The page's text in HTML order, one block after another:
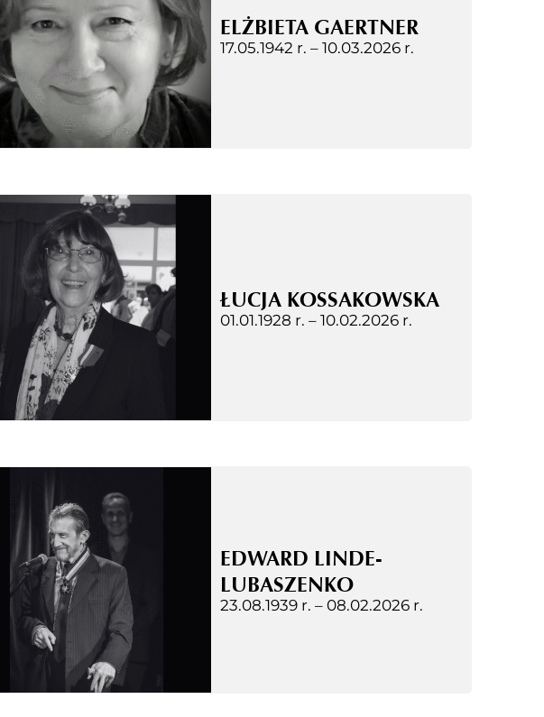
ELŻBIETA GAERTNER
17.05.1942 r. –10.03.2026 r.
ŁUCJA KOSSAKOWSKA
01.01.1928 r. –10.02.2026 r.
EDWARD LINDE-
LUBASZENKO
23.08.1939 r. – 08.02.2026 r.